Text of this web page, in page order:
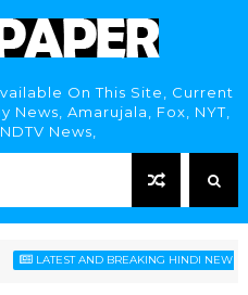
On This Site, Current
News, Amarujala, Fox, NYT,
News,
LATEST AND BREAKING HINDI NEWS